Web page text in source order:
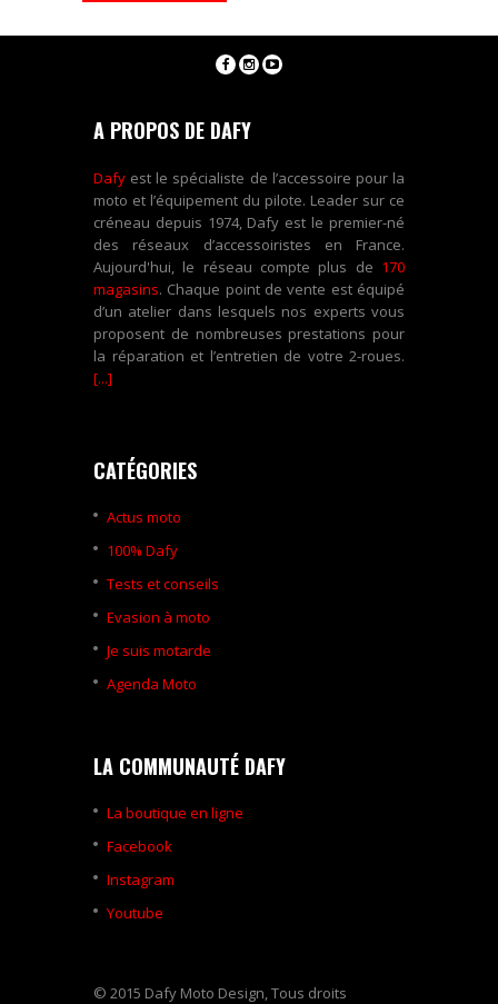
A PROPOS DE DAFY
Dafy est le spécialiste de l’accessoire pour la
moto et l’équipement du pilote. Leader sur ce
créneau depuis 1974, Dafy est le premier-né
des réseaux d’accessoiristes en France.
Aujourd'hui, le réseau compte plus de 170
magasins. Chaque point de vente est équipé
d’un atelier dans lesquels nos experts vous
proposent de nombreuses prestations pour
la réparation et l’entretien de votre 2-roues.
[...]
CATÉGORIES
Actus moto
100% Dafy
Tests et conseils
Evasion à moto
Je suis motarde
Agenda Moto
LA COMMUNAUTÉ DAFY
La boutique en ligne
Facebook
Instagram
Youtube
© 2015 Dafy Moto Design, Tous droits